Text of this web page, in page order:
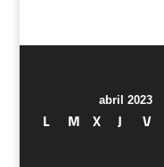
abril 2023
L M X J V